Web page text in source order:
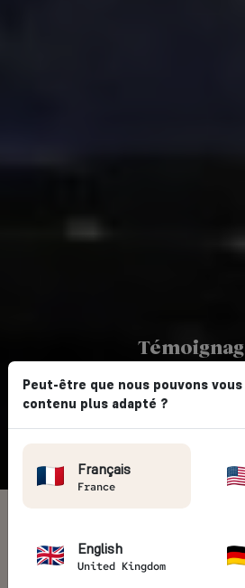
AVIS
Vintage Rides→ Avis
Peut-être que nous pouvons
contenu plus adapté ?
Français
France
English
United Kingdom